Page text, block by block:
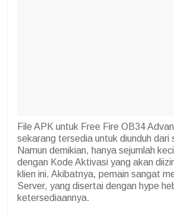
File APK untuk Free Fire OB34
sekarang tersedia untuk diunduh dari
Namun demikian, hanya sejumlah
dengan Kode Aktivasi yang akan
klien ini. Akibatnya, pemain sangat
Server, yang disertai dengan hype
ketersediaannya.